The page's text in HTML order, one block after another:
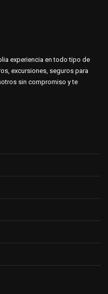
experiencia en todo tipo de
excursiones, seguros para
sin compromiso y te